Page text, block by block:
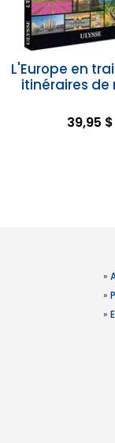
L'Europe en
itinéraires de
39,95 $
»
»
»